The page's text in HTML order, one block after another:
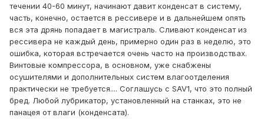
течении 40-60 минут, начинают давит конденсат в систему,
часть, конечно, остается в рессивере и в дальнейшем опять
вся эта дрянь попадает в магистраль. Сливают конденсат из
рессивера не каждый день, примерно один раз в неделю, это
ошибка, которая встречается очень часто на производствах.
Винтовые компрессора, в основном, уже снабжены
осушителями и дополнительных систем влагоотделения
практически не требуется.... Соглашусь с SAV1, что это полный
бред. Любой лубрикатор, установленный на станках, это не
панацея от влаги (конденсата).